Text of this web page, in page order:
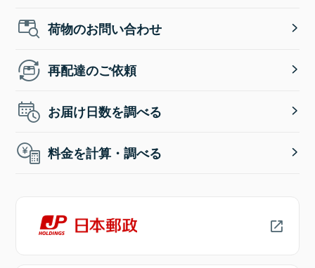
荷物のお問い合わせ
再配達のご依頼
お届け日数を調べる
料金を計算・調べる